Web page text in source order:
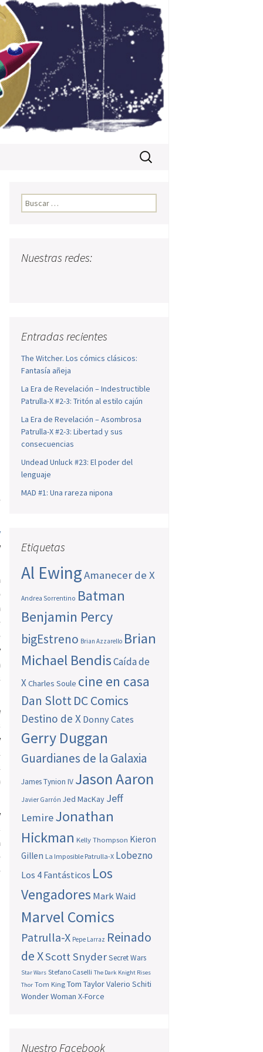
Buscar:
Buscar:
Nuestras redes:
Entradas recientes
The Witcher. Los cómics clásicos:
Fantasía añeja
La Era de Revelación – Indestructible
Patrulla-X #2-3: Tritón al estilo cajún
La Era de Revelación – Asombrosa
Patrulla-X #2-3: Libertad y sus
consecuencias
Undead Unluck #23: El poder del
lenguaje
MAD #1: Una rareza nipona
Etiquetas
Al EwingAmanecer de X
Andrea Sorrentino Batman
Benjamin Percy
bigEstreno Brian Azzarello Brian
Michael BendisCaída de
XCharles Soule cine en casa
Dan SlottDC Comics
Destino de X Donny Cates
Gerry Duggan
Guardianes de la Galaxia
James Tynion IV Jason Aaron
Javier Garrón Jed MacKay Jeff
LemireJonathan
Hickman Kelly Thompson Kieron
Gillen La Imposible Patrulla-X Lobezno
Los 4 Fantásticos Los
Vengadores Mark Waid
Marvel Comics
Patrulla-X Pepe Larraz Reinado
de XScott SnyderSecret Wars
Star Wars Stefano Caselli The Dark Knight Rises
Thor Tom King Tom TaylorValerio Schiti
Wonder Woman X-Force
Nuestro Facebook